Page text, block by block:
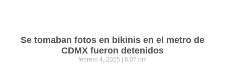
Se tomaban fotos en bikinis en el metro de
CDMX fueron detenidos
febrero 4, 2025 6:07 pm